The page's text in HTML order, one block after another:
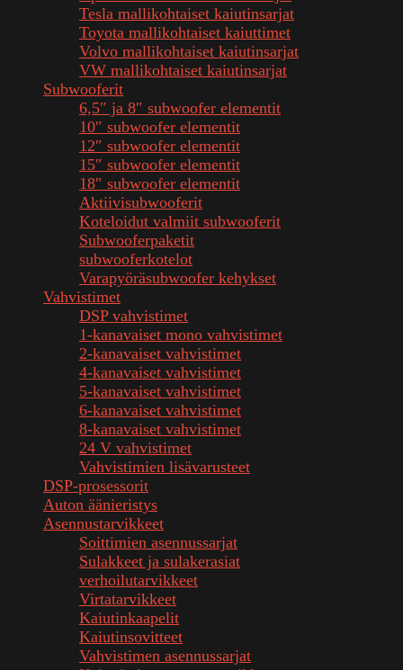
Tesla mallikohtaiset kaiutinsarjat
Toyota mallikohtaiset kaiuttimet
Volvo mallikohtaiset kaiutinsarjat
VW mallikohtaiset kaiutinsarjat
Subwooferit
6,5″ ja 8″ subwoofer elementit
10″ subwoofer elementit
12″ subwoofer elementit
15″ subwoofer elementit
18″ subwoofer elementit
Aktiivisubwooferit
Koteloidut valmiit subwooferit
Subwooferpaketit
subwooferkotelot
Varapyöräsubwoofer kehykset
Vahvistimet
DSP vahvistimet
1-kanavaiset mono vahvistimet
2-kanavaiset vahvistimet
4-kanavaiset vahvistimet
5-kanavaiset vahvistimet
6-kanavaiset vahvistimet
8-kanavaiset vahvistimet
24 V vahvistimet
Vahvistimien lisävarusteet
DSP-prosessorit
Auton äänieristys
Asennustarvikkeet
Soittimien asennussarjat
Sulakkeet ja sulakerasiat
verhoilutarvikkeet
Virtatarvikkeet
Kaiutinkaapelit
Kaiutinsovitteet
Vahvistimen asennussarjat